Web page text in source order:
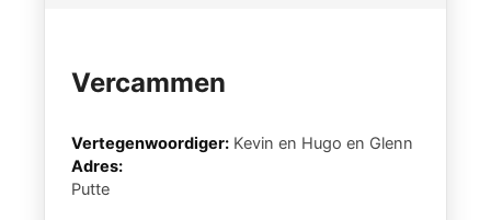
Vercammen
Vertegenwoordiger: Kevin en Hugo en Glenn
Adres:
Putte